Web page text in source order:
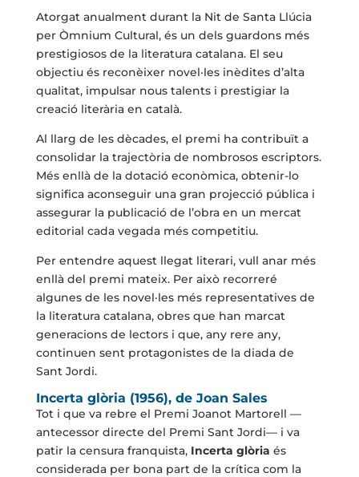
Atorgat anualment durant la Nit de Santa Llúcia
per Òmnium Cultural, és un dels guardons més
prestigiosos de la literatura catalana. El seu
objectiu és reconèixer novel·les inèdites d’alta
qualitat, impulsar nous talents i prestigiar la
creació literària en català.
Al llarg de les dècades, el premi ha contribuït a
consolidar la trajectòria de nombrosos escriptors.
Més enllà de la dotació econòmica, obtenir-lo
significa aconseguir una gran projecció pública i
assegurar la publicació de l’obra en un mercat
editorial cada vegada més competitiu.
Per entendre aquest llegat literari, vull anar més
enllà del premi mateix. Per això recorreré
algunes de les novel·les més representatives de
la literatura catalana, obres que han marcat
generacions de lectors i que, any rere any,
continuen sent protagonistes de la diada de
Sant Jordi.
Incerta glòria (1956), de Joan Sales
Tot i que va rebre el Premi Joanot Martorell —
antecessor directe del Premi Sant Jordi— i va
patir la censura franquista, Incerta glòria és
considerada per bona part de la crítica com la